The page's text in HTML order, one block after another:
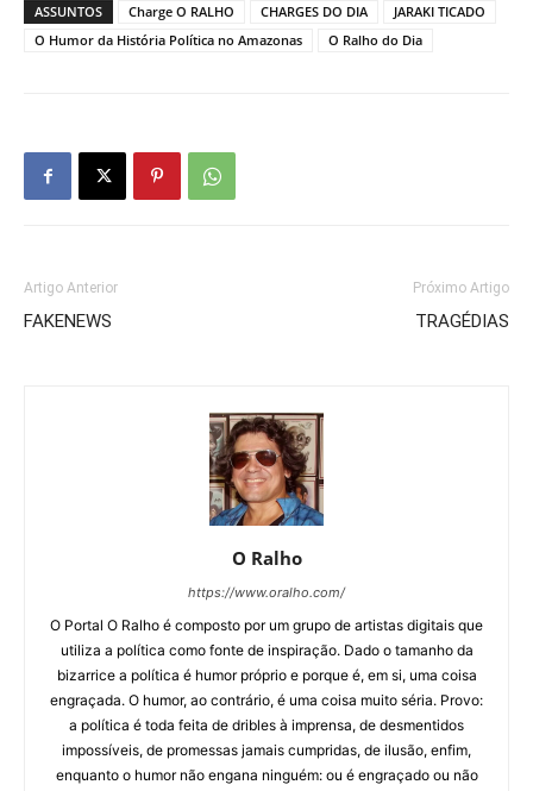
ASSUNTOS Charge O RALHO CHARGES DO DIA
JARAKI TICADO
O Humor da História Política no Amazonas
O Ralho do Dia
Artigo Anterior
FAKENEWS
Próximo Artigo
TRAGÉDIAS
O Ralho
https://www.oralho.com/
O Portal O Ralho é composto por um grupo de artistas digitais que
utiliza a política como fonte de inspiração. Dado o tamanho da
bizarrice a política é humor próprio e porque é, em si, uma coisa
engraçada. O humor, ao contrário, é uma coisa muito séria. Provo:
a política é toda feita de dribles à imprensa, de desmentidos
impossíveis, de promessas jamais cumpridas, de ilusão, enfim,
enquanto o humor não engana ninguém: ou é engraçado ou não